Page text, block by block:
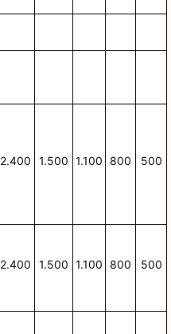
2.400 1.500 1.100 800 500
2.400 1.500 1.100 800 500